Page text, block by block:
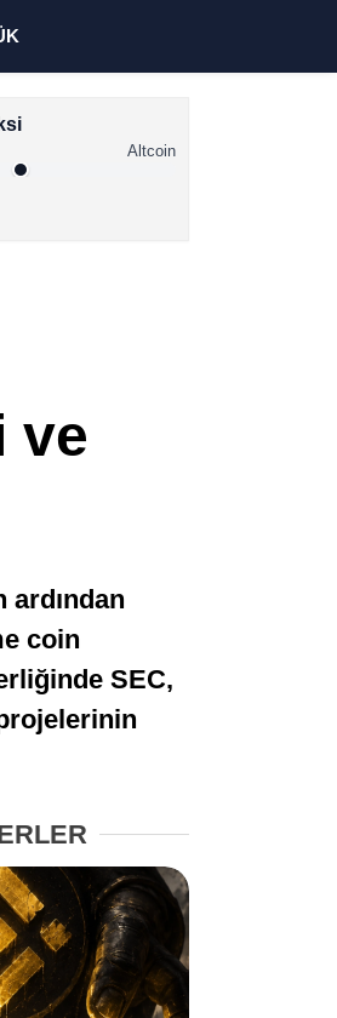
Solana Haberleri
Stablecoin Haberleri
Instagram
Youtube
TikTok
Altcoin
ve
ardından
coin
SEC,